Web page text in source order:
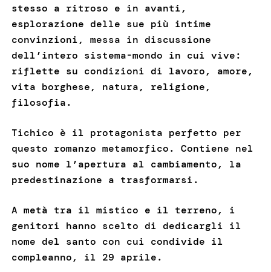
stesso a ritroso e in avanti,
esplorazione delle sue più intime
convinzioni, messa in discussione
dell’intero sistema-mondo in cui vive:
riflette su condizioni di lavoro, amore,
vita borghese, natura, religione,
filosofia.
Tichico è il protagonista perfetto per
questo romanzo metamorfico. Contiene nel
suo nome l’apertura al cambiamento, la
predestinazione a trasformarsi.
A metà tra il mistico e il terreno, i
genitori hanno scelto di dedicargli il
nome del santo con cui condivide il
compleanno, il 29 aprile.